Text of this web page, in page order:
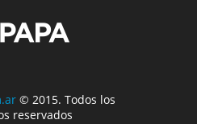
© 2015. Todos los
reservados